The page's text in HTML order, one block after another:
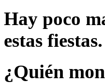
Hay poco
estas fiestas.
¿Quién